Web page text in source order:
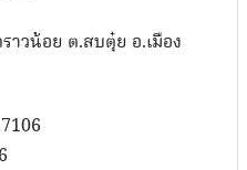
าวน้อย ต.สบตุ๋ย อ.เมือง